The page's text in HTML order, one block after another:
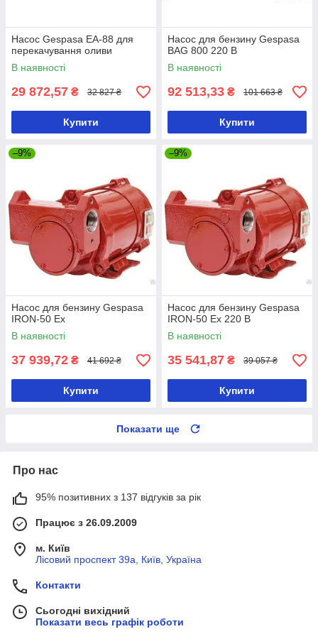
Насос Gespasa EA-88 для
перекачування оливи
В наявності
29 872,57 ₴ 32 827 ₴
Купити
Насос для бензину Gespasa
BAG 800 220 В
В наявності
92 513,33 ₴ 101 663 ₴
Купити
–9%
Насос для бензину Gespasa
IRON-50 Ex
В наявності
37 939,72 ₴ 41 692 ₴
Купити
–9%
Насос для бензину Gespasa
IRON-50 Ex 220 В
В наявності
35 541,87 ₴ 39 057 ₴
Купити
Показати ще
Про нас
95% позитивних з 137 відгуків за рік
Працює з 26.09.2009
м. Київ
Лісовий проспект 39а, Київ, Україна
Контакти
Сьогодні вихідний
Показати весь графік роботи